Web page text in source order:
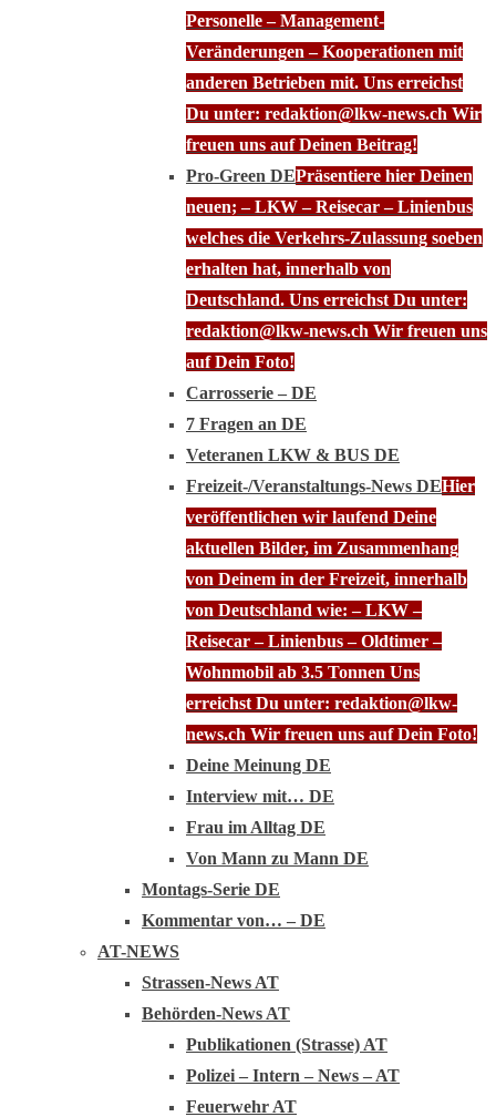
Personelle – Management-
Veränderungen – Kooperationen mit
anderen Betrieben mit. Uns erreichst
Du unter: redaktion@lkw-news.ch Wir
freuen uns auf Deinen Beitrag!
Pro-Green DEPräsentiere hier Deinen
neuen; – LKW – Reisecar – Linienbus
welches die Verkehrs-Zulassung soeben
erhalten hat, innerhalb von
Deutschland. Uns erreichst Du unter:
redaktion@lkw-news.ch Wir freuen uns
auf Dein Foto!
Carrosserie – DE
7 Fragen an DE
Veteranen LKW & BUS DE
Freizeit-/Veranstaltungs-News DEHier
veröffentlichen wir laufend Deine
aktuellen Bilder, im Zusammenhang
von Deinem in der Freizeit, innerhalb
von Deutschland wie: – LKW –
Reisecar – Linienbus – Oldtimer –
Wohnmobil ab 3.5 Tonnen Uns
erreichst Du unter: redaktion@lkw-
news.ch Wir freuen uns auf Dein Foto!
Deine Meinung DE
Interview mit… DE
Frau im Alltag DE
Von Mann zu Mann DE
Montags-Serie DE
Kommentar von… – DE
AT-NEWS
Strassen-News AT
Behörden-News AT
Publikationen (Strasse) AT
Polizei – Intern – News – AT
Feuerwehr AT